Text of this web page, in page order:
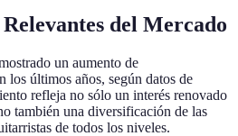
del Mercado
un aumento de
los últimos años, según datos de
refleja no sólo un interés renovado
también una diversificación de las
de todos los niveles.